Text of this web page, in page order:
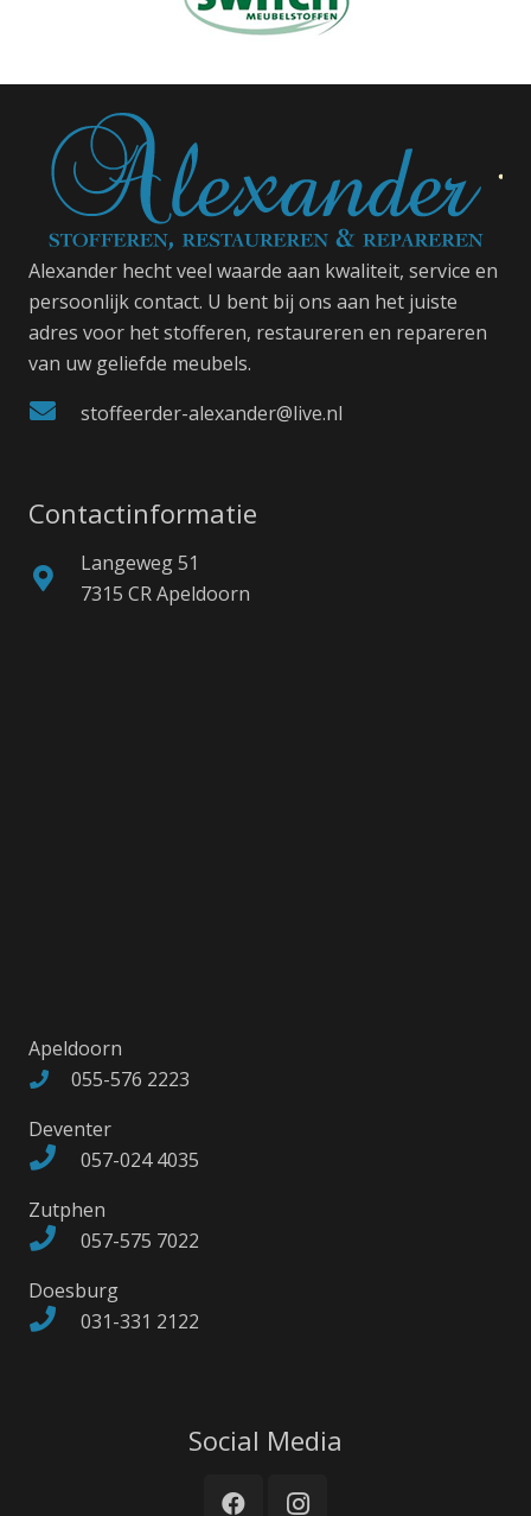
Alexander hecht veel waarde aan kwaliteit, service en
persoonlijk contact. U bent bij ons aan het juiste
adres voor het stofferen, restaureren en repareren
van uw geliefde meubels.
stoffeerder-alexander@live.nl
Contactinformatie
Langeweg 51
7315 CR Apeldoorn
Apeldoorn
055-576 2223
Deventer
057-024 4035
Zutphen
057-575 7022
Doesburg
031-331 2122
Social Media